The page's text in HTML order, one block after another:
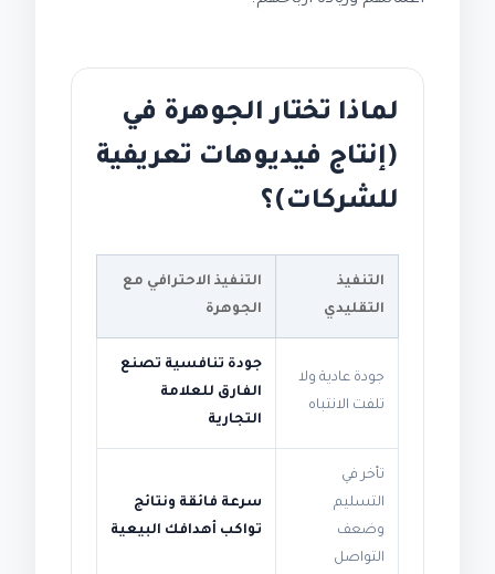
لماذا تختار الجوهرة في
(إنتاج فيديوهات تعريفية
للشركات)؟
التنفيذ
التقليدي
التنفيذ الاحترافي مع
الجوهرة
جودة عادية ولا
تلفت الانتباه
جودة تنافسية تصنع
الفارق للعلامة
التجارية
تأخر في
التسليم
وضعف
التواصل
سرعة فائقة ونتائج
تواكب أهدافك البيعية